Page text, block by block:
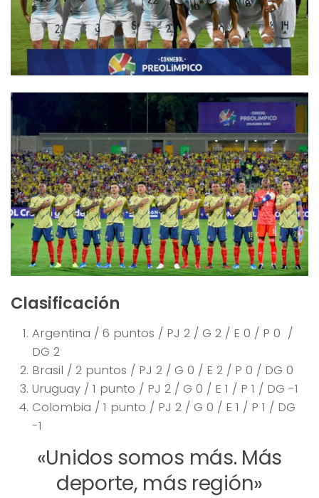
Clasificación
Argentina / 6 puntos / PJ 2 / G 2 / E 0 / P 0 /
DG 2
Brasil / 2 puntos / PJ 2 / G 0 / E 2 / P 0 / DG 0
Uruguay / 1 punto / PJ 2 / G 0 / E 1 / P 1 / DG -1
Colombia / 1 punto / PJ 2 / G 0 / E 1 / P 1 / DG
-1
«Unidos somos más. Más
deporte, más región»